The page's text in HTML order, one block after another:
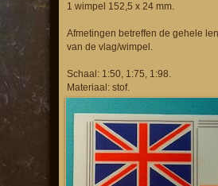
1 wimpel 152,5 x 24 mm.
Afmetingen betreffen de gehele
van de vlag/wimpel.
Schaal: 1:50, 1:75, 1:98.
Materiaal: stof.